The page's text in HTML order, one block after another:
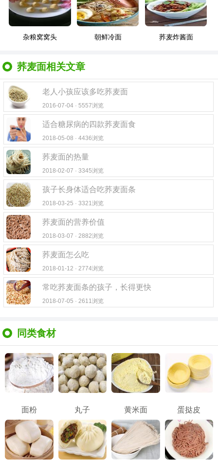
杂粮窝窝头 朝鲜冷面 荞麦炸酱面
荞麦面相关文章
老人小孩应该多吃荞麦面
2016-07-04 · 5557浏览
适合糖尿病的四款荞麦面食
2018-05-08 · 4436浏览
荞麦面的热量
2018-02-07 · 3345浏览
孩子长身体适合吃荞麦面条
2018-03-25 · 3321浏览
荞麦面的营养价值
2018-03-07 · 2882浏览
荞麦面怎么吃
2018-01-12 · 2774浏览
常吃荞麦面条的孩子，长得更快
2018-07-05 · 2611浏览
同类食材
面粉 丸子 黄米面 蛋挞皮